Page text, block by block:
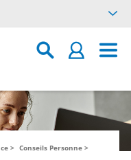
Conseils Personne